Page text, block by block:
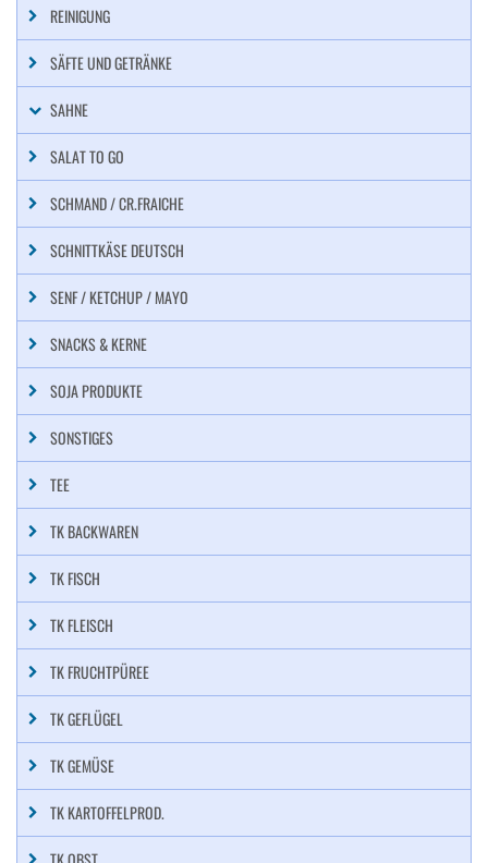
REINIGUNG
SÄFTE UND GETRÄNKE
SAHNE
SALAT TO GO
SCHMAND / CR.FRAICHE
SCHNITTKÄSE DEUTSCH
SENF / KETCHUP / MAYO
SNACKS & KERNE
SOJA PRODUKTE
SONSTIGES
TEE
TK BACKWAREN
TK FISCH
TK FLEISCH
TK FRUCHTPÜREE
TK GEFLÜGEL
TK GEMÜSE
TK KARTOFFELPROD.